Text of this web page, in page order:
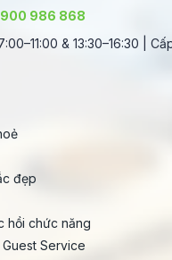
986 868
& 13:30–16:30 |
đẹp
hồi chức năng
Service